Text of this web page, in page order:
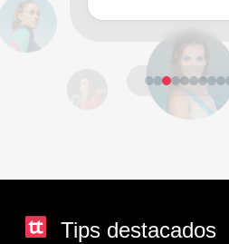
Tips destacados